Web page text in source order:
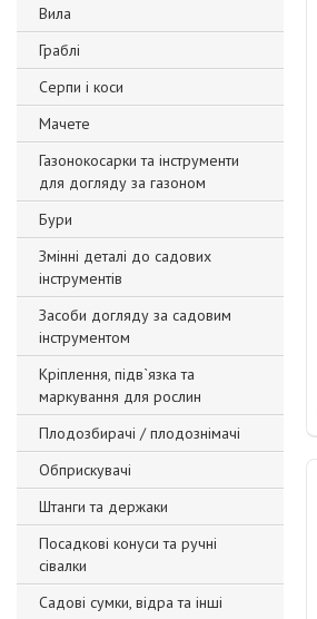
Вила
Граблі
Серпи і коси
Мачете
Газонокосарки та інструменти
для догляду за газоном
Бури
Змінні деталі до садових
інструментів
Засоби догляду за садовим
інструментом
Кріплення, підв`язка та
маркування для рослин
Плодозбирачі / плодознімачі
Обприскувачі
Штанги та держаки
Посадкові конуси та ручні
сівалки
Садові сумки, відра та інші